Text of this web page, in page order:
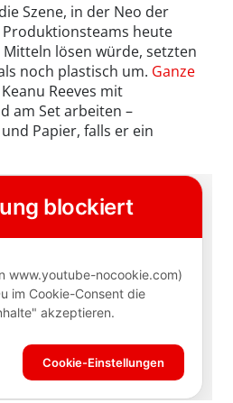
Szene, in der Neo der
heute
lösen würde, setzten
noch plastisch um. Ganze
Reeves mit
am Set arbeiten –
Papier, falls er ein